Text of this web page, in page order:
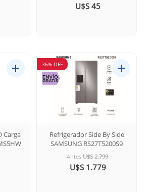
U$S 45
Carga
36% OFF
Refrigerador Side By Side
SAMSUNG RS27T5200S9
Antes U$S 2.799
U$S 1.779